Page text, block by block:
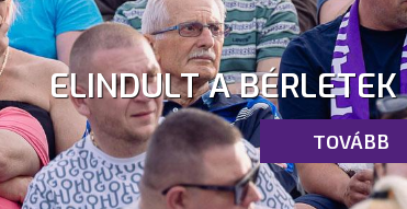
ELINDULT A BÉRLETEK
TOVÁBB